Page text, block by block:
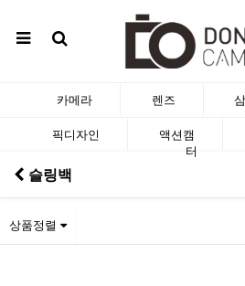
카메라 렌즈
픽디자인 액션캠
터
슬링백
상품정렬